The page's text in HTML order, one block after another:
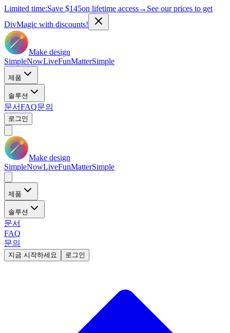
Limited time:Save $145on lifetime access→ See our prices to get
DivMagic with discounts!
Make design
SimpleNowLiveFunMatterSimple
제품
솔루션
문서FAQ문의
로그인
Make design
SimpleNowLiveFunMatterSimple
제품
솔루션
문서
FAQ
문의
지금 시작하세요 로그인